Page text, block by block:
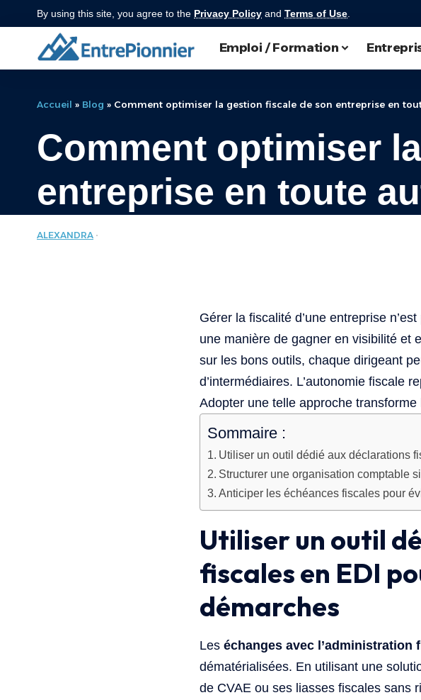
By using this site, you agree to the Privacy Policy and Terms of Use
Emploi / Formation
Accueil » Blog » Comment optimiser la gestion fiscale de son entreprise en
Comment optimiser
entreprise en toute
ALEXANDRA
Gérer la fiscalité d’une entreprise
une manière de gagner en visibilité et
sur les bons outils, chaque dirigeant
d’intermédiaires. L’autonomie fiscale
Adopter une telle approche
Sommaire :
Utiliser un outil dédié aux déclarations
Structurer une organisation comptable
Anticiper les échéances fiscales pour
Utiliser un outil
fiscales en EDI
démarches
Les échanges avec l’administration
dématérialisées. En utilisant une
de CVAE ou ses liasses fiscales sans